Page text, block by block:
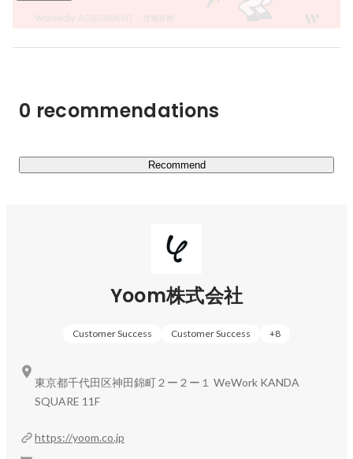
0 recommendations
Recommend
Yoom株式会社
Customer Success Customer Success +8
https://yoom.co.jp
東京都千代田区神田錦町２ー２ー１ WeWork KANDA
SQUARE 11F